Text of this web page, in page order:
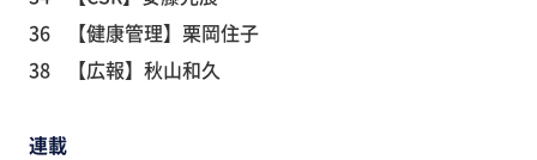
36
【健康管理】栗岡住子
38
【広報】秋山和久
連載